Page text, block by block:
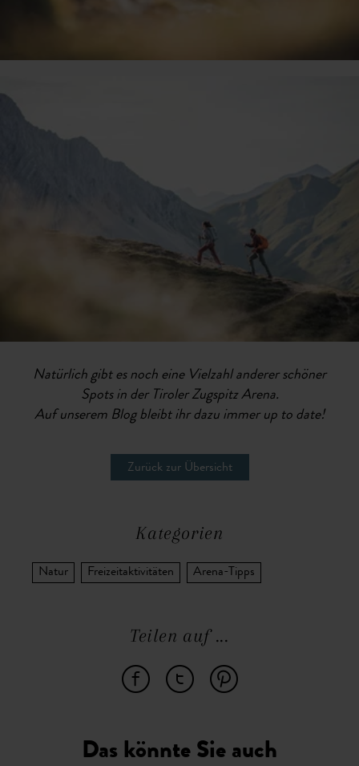
Natürlich gibt es noch eine Vielzahl anderer schöner
Spots in der Tiroler Zugspitz Arena.
Auf unserem Blog bleibt ihr dazu immer up to date!
Zurück zur Übersicht
Kategorien
Natur Freizeitaktivitäten Arena-Tipps
Teilen auf ...
Das könnte Sie auch